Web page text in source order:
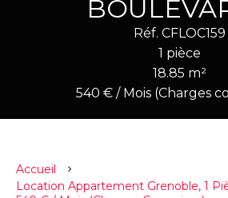
Réf. CFLOC159
1 pièce
18.85 m²
540 € / Mois (Charges
Accueil
Location Appartement Grenoble, 1